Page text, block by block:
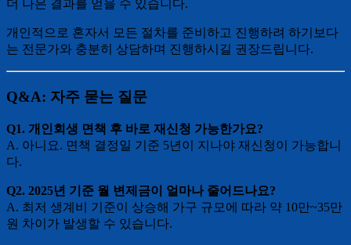
더 나은 결과를 얻을 수 있습니다.
개인적으로 혼자서 모든 절차를 준비하고 진행하려 하기보다
는 전문가와 충분히 상담하며 진행하시길 권장드립니다.
Q&A: 자주 묻는 질문
Q1. 개인회생 면책 후 바로 재신청 가능한가요?
A. 아니요. 면책 결정일 기준 5년이 지나야 재신청이 가능합니
다.
Q2. 2025년 기준 월 변제금이 얼마나 줄어드나요?
A. 최저 생계비 기준이 상승해 가구 규모에 따라 약 10만~35만
원 차이가 발생할 수 있습니다.